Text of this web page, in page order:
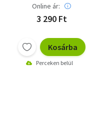
Online ár:
3 290 Ft
Kosárba
Perceken belül